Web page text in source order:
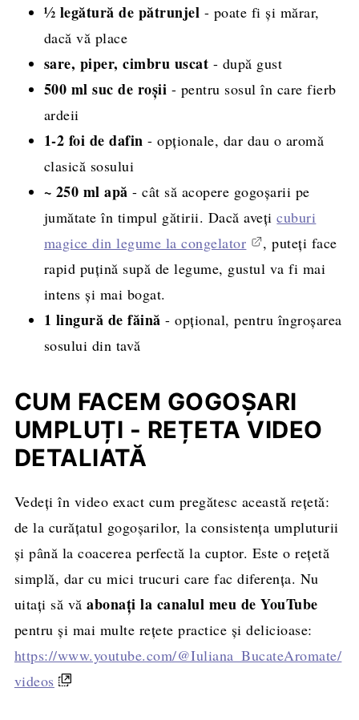
½ legătură de pătrunjel - poate fi și mărar,
dacă vă place
sare, piper, cimbru uscat - după gust
500 ml suc de roșii - pentru sosul în care fierb
ardeii
1-2 foi de dafin - opționale, dar dau o aromă
clasică sosului
~ 250 ml apă- cât să acopere gogoșarii pe
jumătate în timpul gătirii. Dacă avețicuburi
magice din legume la congelator
, puteți face
rapid puțină supă de legume, gustul va fi mai
intens și mai bogat.
1 lingură de făină- opțional, pentru îngroșarea
sosului din tavă
CUM FACEM GOGOȘARI
UMPLUȚI - REȚETA VIDEO
DETALIATĂ
Vedeți în video exact cum pregătesc această rețetă:
de la curățatul gogoșarilor, la consistența umpluturii
și până la coacerea perfectă la cuptor. Este o rețetă
simplă, dar cu mici trucuri care fac diferența. Nu
uitați să văabonați la canalul meu de YouTube
pentru și mai multe rețete practice și delicioase:
https://www.youtube.com/@Iuliana_BucateAromate/
videos